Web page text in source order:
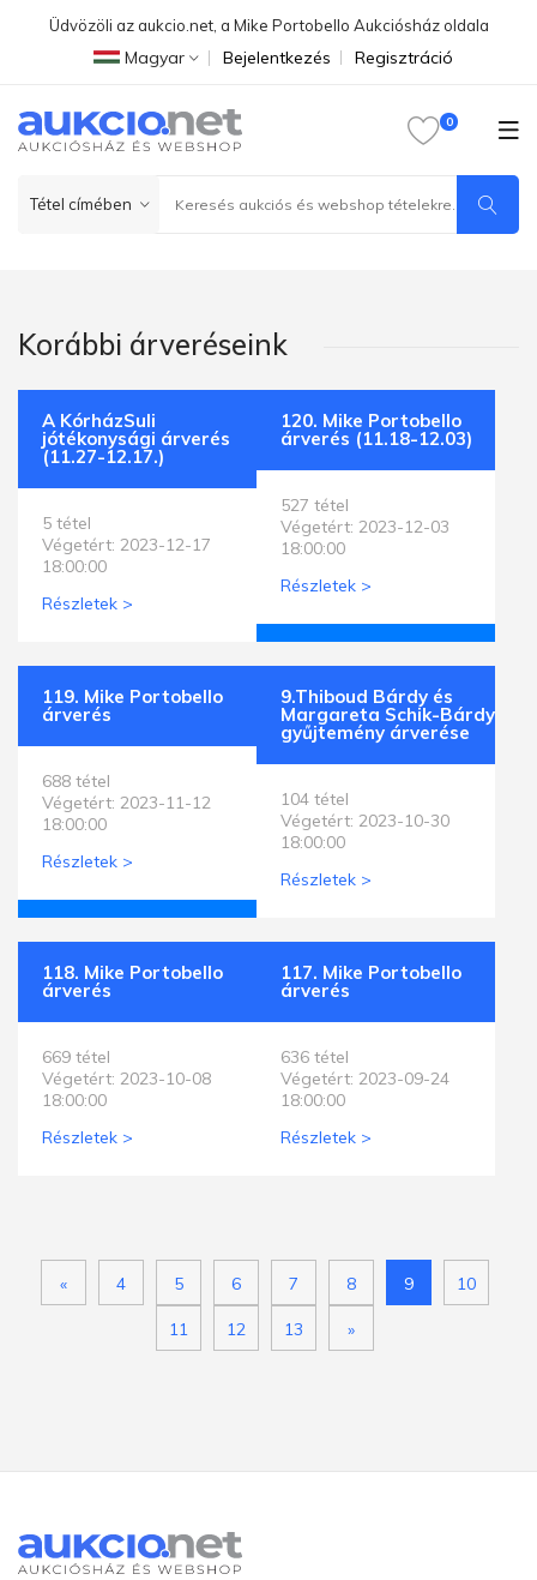
Üdvözöli az aukcio.net, a Mike Portobello Aukciósház oldala
Magyar Bejelentkezés Regisztráció
Korábbi árveréseink
A KórházSuli
jótékonysági árverés
(11.27-12.17.)
5 tétel
Végetért: 2023-12-17
18:00:00
Részletek >
120. Mike Portobello
árverés (11.18-12.03)
527 tétel
Végetért: 2023-12-03
18:00:00
Részletek >
119. Mike Portobello
árverés
688 tétel
Végetért: 2023-11-12
18:00:00
Részletek >
9.Thiboud Bárdy és
Margareta Schik-Bárdy
gyűjtemény árverése
104 tétel
Végetért: 2023-10-30
18:00:00
Részletek >
118. Mike Portobello
árverés
669 tétel
Végetért: 2023-10-08
18:00:00
Részletek >
117. Mike Portobello
árverés
636 tétel
Végetért: 2023-09-24
18:00:00
Részletek >
« 4 5 6 7 8 9 10
11 12 13 »